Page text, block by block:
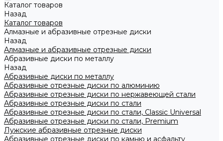
Каталог товаров
Назад
Каталог товаров
Алмазные и абразивные отрезные диски
Назад
Алмазные и абразивные отрезные диски
Абразивные диски по металлу
Назад
Абразивные диски по металлу
Абразивные отрезные диски по алюминию
Абразивные отрезные диски по нержавеющей стали
Абразивные отрезные диски по стали
Абразивные отрезные диски по стали, Classic Universal
Абразивные отрезные диски по стали, Premium
Лужские абразивные отрезные диски
Абразивные отрезные диски по камню и асфальту